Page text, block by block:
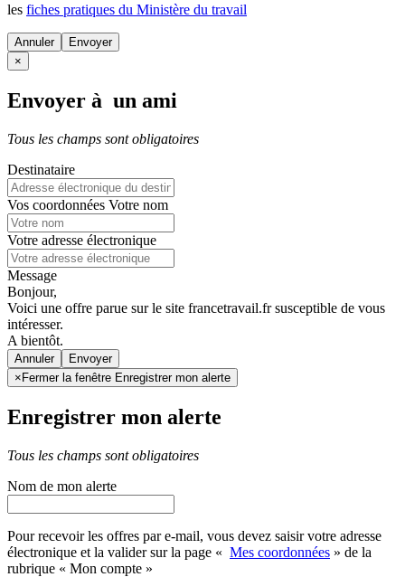
les fiches pratiques du Ministère du travail
Annuler
×
Envoyer à un ami
Tous les champs sont obligatoires
Destinataire
Vos coordonnées Votre nom
Votre adresse électronique
Message
Bonjour,
Voici une offre parue sur le site francetravail.fr susceptible de vous
intéresser.
A bientôt.
Annuler
× Fermer la fenêtre Enregistrer mon alerte
Enregistrer mon alerte
Tous les champs sont obligatoires
Nom de mon alerte
Pour recevoir les offres par e-mail, vous devez saisir votre adresse
électronique et la valider sur la page « Mes coordonnées » de la
rubrique « Mon compte »